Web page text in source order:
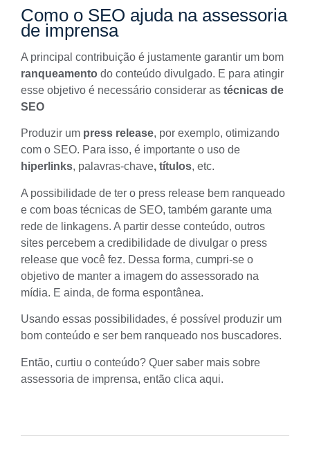
Como o SEO ajuda na assessoria
de imprensa
A principal contribuição é justamente garantir um bom
ranqueamento do conteúdo divulgado. E para atingir
esse objetivo é necessário considerar as técnicas de
SEO
Produzir um press release, por exemplo, otimizando
com o SEO. Para isso, é importante o uso de
hiperlinks, palavras-chave, títulos, etc.
A possibilidade de ter o press release bem ranqueado
e com boas técnicas de SEO, também garante uma
rede de linkagens. A partir desse conteúdo, outros
sites percebem a credibilidade de divulgar o press
release que você fez. Dessa forma, cumpri-se o
objetivo de manter a imagem do assessorado na
mídia. E ainda, de forma espontânea.
Usando essas possibilidades, é possível produzir um
bom conteúdo e ser bem ranqueado nos buscadores.
Então, curtiu o conteúdo? Quer saber mais sobre
assessoria de imprensa, então clica aqui.